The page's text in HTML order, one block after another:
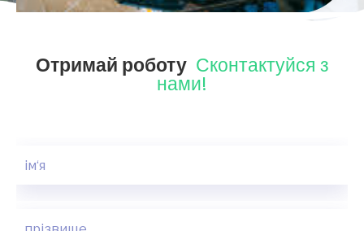
Отримай роботу Сконтактуйся з
нами!